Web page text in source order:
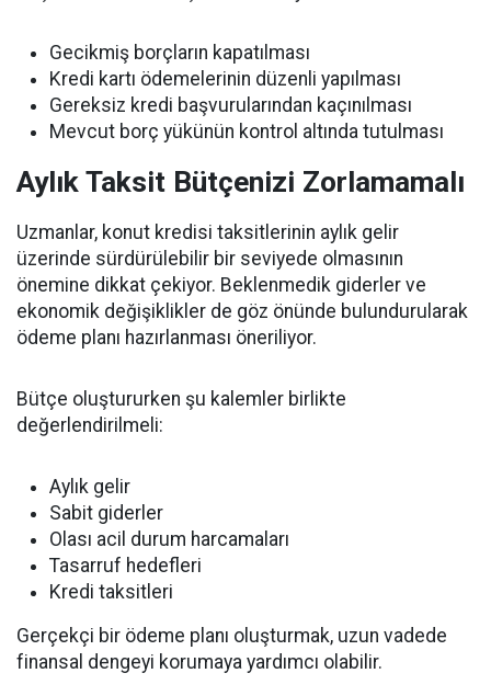
Gecikmiş borçların kapatılması
Kredi kartı ödemelerinin düzenli yapılması
Gereksiz kredi başvurularından kaçınılması
Mevcut borç yükünün kontrol altında tutulması
Aylık Taksit Bütçenizi Zorlamamalı
Uzmanlar, konut kredisi taksitlerinin aylık gelir
üzerinde sürdürülebilir bir seviyede olmasının
önemine dikkat çekiyor. Beklenmedik giderler ve
ekonomik değişiklikler de göz önünde bulundurularak
ödeme planı hazırlanması öneriliyor.
Bütçe oluştururken şu kalemler birlikte
değerlendirilmeli:
Aylık gelir
Sabit giderler
Olası acil durum harcamaları
Tasarruf hedefleri
Kredi taksitleri
Gerçekçi bir ödeme planı oluşturmak, uzun vadede
finansal dengeyi korumaya yardımcı olabilir.